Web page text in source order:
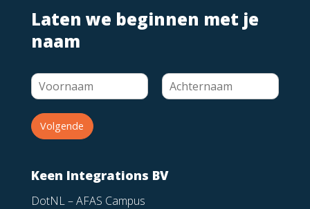
Laten we beginnen met je
naam
Volgende
Keen Integrations BV
DotNL – AFAS Campus